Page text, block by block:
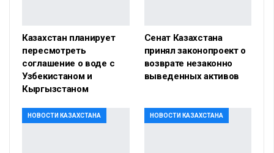
Казахстан планирует
пересмотреть
соглашение о воде с
Узбекистаном и
Кыргызстаном
Сенат Казахстана
принял законопроект о
возврате незаконно
выведенных активов
НОВОСТИ КАЗАХСТАНА НОВОСТИ КАЗАХСТАНА